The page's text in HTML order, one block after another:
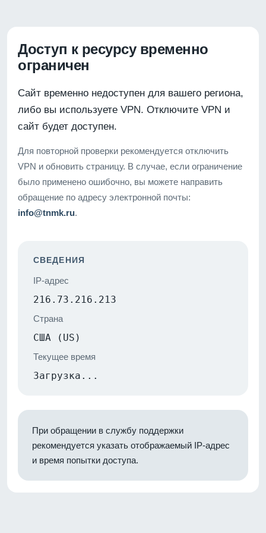
Доступ к ресурсу временно
ограничен
Сайт временно недоступен для вашего региона,
либо вы используете VPN. Отключите VPN и
сайт будет доступен.
Для повторной проверки рекомендуется отключить
VPN и обновить страницу. В случае, если ограничение
было применено ошибочно, вы можете направить
обращение по адресу электронной почты:
info@tnmk.ru.
СВЕДЕНИЯ
IP-адрес
216.73.216.213
Страна
США (US)
Текущее время
Загрузка...
При обращении в службу поддержки
рекомендуется указать отображаемый IP-адрес
и время попытки доступа.